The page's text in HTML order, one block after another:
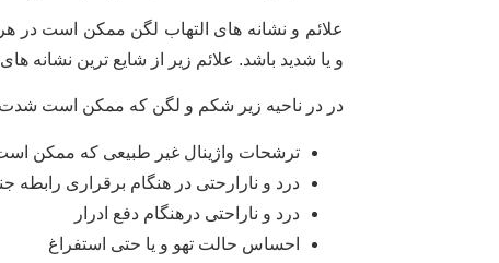
علائم و نشانه های التهاب لگن ممکن است
و یا شدید باشد. علائم زیر از شایع ترین نشانه
در در ناحیه زیر شکم و لگن که ممکن است
ترشحات واژینال غیر طبیعی که ممکن است
درد و نارارحتی در هنگام برقراری رابطه
درد و ناراحتی درهنگام دفع ادرار
احساس حالت تهو و یا حتی استفراغ